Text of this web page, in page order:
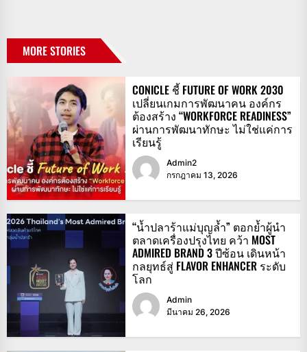
MORE STORIES
CONICLE ชี้ FUTURE OF WORK 2030
เปลี่ยนเกมการพัฒนาคน องค์กร
ต้องสร้าง “WORKFORCE READINESS”
ผ่านการพัฒนาทักษะ ไม่ใช่แค่การ
เรียนรู้
Admin2
กรกฎาคม 13, 2026
“น้ำปลาร้าแม่บุญล้ำ” ตอกย้ำผู้นำ
ตลาดเครื่องปรุงไทย คว้า MOST
ADMIRED BRAND 3 ปีซ้อน เดินหน้า
กลยุทธ์สู่ FLAVOR ENHANCER ระดับ
โลก
Admin
มีนาคม 26, 2026